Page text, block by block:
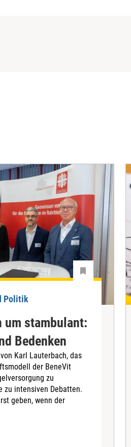
Politik
um stambulant:
Bedenken
Karl Lauterbach, das
der BeneVit
zu
zu intensiven Debatten.
geben, wenn der